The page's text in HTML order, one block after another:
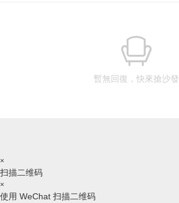
暫無回復，快來搶沙發
×
扫描二维码
×
使用 WeChat 扫描二维码